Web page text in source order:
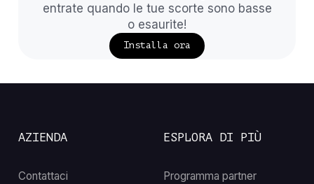
entrate quando le tue scorte sono basse
o esaurite!
Installa ora
AZIENDA
Contattaci
ESPLORA DI PIÙ
Programma partner